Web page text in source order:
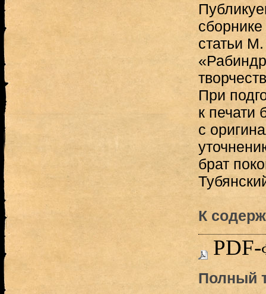
статьи
При
к печати
с
брат
К
PDF-
Полный